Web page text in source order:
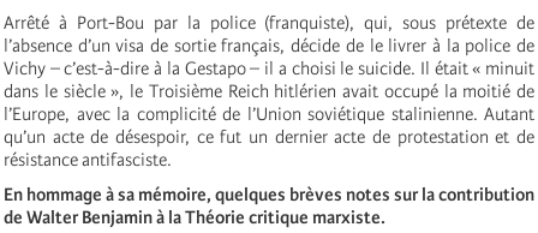
Arrêté à Port-Bou par la police (franquiste), qui, sous prétexte de
l’absence d’un visa de sortie français, décide de le livrer à la police de
Vichy – c’est-à-dire à la Gestapo – il a choisi le suicide. Il était « minuit
dans le siècle », le Troisième Reich hitlérien avait occupé la moitié de
l’Europe, avec la complicité de l’Union soviétique stalinienne. Autant
qu’un acte de désespoir, ce fut un dernier acte de protestation et de
résistance antifasciste.
En hommage à sa mémoire, quelques brèves notes sur la contribution
de Walter Benjamin à la Théorie critique marxiste.